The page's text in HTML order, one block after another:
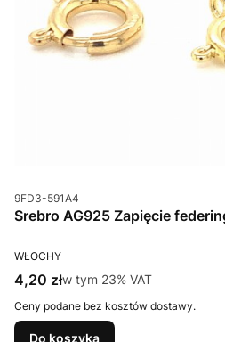
Kod produktu
9FD3-591A4
Srebro AG925 Zapięcie
PRODUCENT
WŁOCHY
Cena brutto
4,20 złw tym %s VAT
w tym 23% VAT
Ceny podane bez kosztów dostawy.
Do koszyka